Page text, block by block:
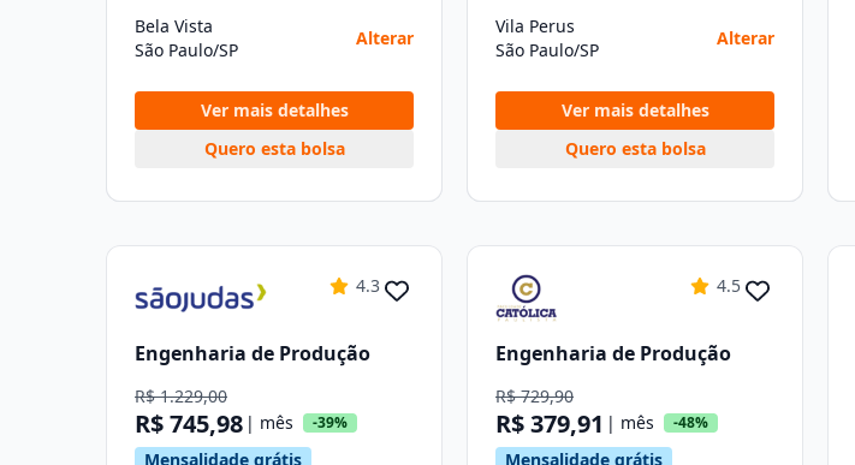
Bela Vista
São Paulo/SP
Alterar
Ver mais detalhes
Quero esta bolsa
Vila Perus
São Paulo/SP
Alterar
Ver mais detalhes
Quero esta bolsa
4.3
Engenharia de Produção
R$ 1.229,00
R$ 745,98 | mês -39%
Mensalidade grátis
4.5
Engenharia de Produção
R$ 729,90
R$ 379,91 | mês -48%
Mensalidade grátis